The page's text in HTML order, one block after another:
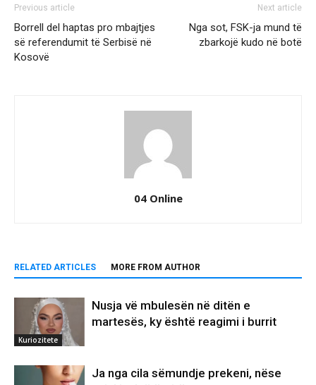
Previous article
Borrell del haptas pro mbajtjes
së referendumit të Serbisë në
Kosovë
Next article
Nga sot, FSK-ja mund të
zbarkojë kudo në botë
04 Online
RELATED ARTICLES MORE FROM AUTHOR
Kuriozitete
Nusja vë mbulesën në ditën e
martesës, ky është reagimi i burrit
Ja nga cila sëmundje prekeni, nëse